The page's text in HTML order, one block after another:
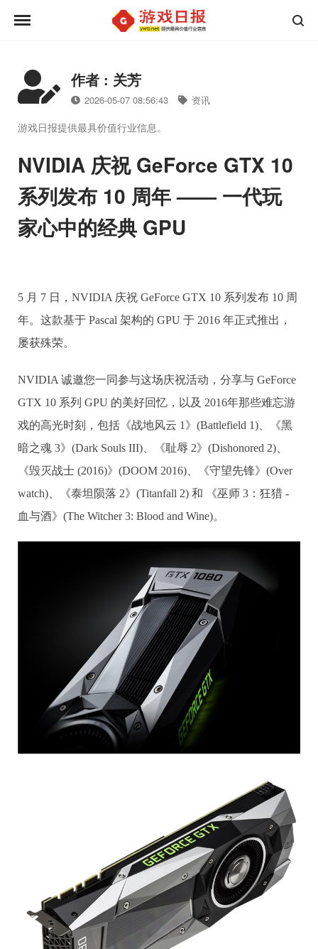
作者 : 关芳
2026-05-07 08:56:43 资讯
游戏日报提供最具价值行业信息。
NVIDIA 庆祝 GeForce GTX 10
系列发布 10 周年 —— 一代玩
家心中的经典 GPU
5 月 7 日，NVIDIA 庆祝 GeForce GTX 10 系列发布 10 周
年。这款基于 Pascal 架构的 GPU 于 2016 年正式推出，
屡获殊荣。
NVIDIA 诚邀您一同参与这场庆祝活动，分享与 GeForce
GTX 10 系列 GPU 的美好回忆，以及 2016年那些难忘游
戏的高光时刻，包括《战地风云 1》(Battlefield 1)、《黑
暗之魂 3》(Dark Souls III)、《耻辱 2》(Dishonored 2)、
《毁灭战士 (2016)》(DOOM 2016)、《守望先锋》(Over
watch)、《泰坦陨落 2》(Titanfall 2) 和 《巫师 3：狂猎 -
血与酒》(The Witcher 3: Blood and Wine)。